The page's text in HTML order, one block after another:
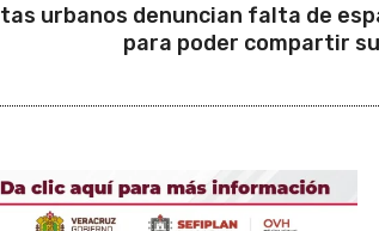
urbanos denuncian falta de
para poder compartir